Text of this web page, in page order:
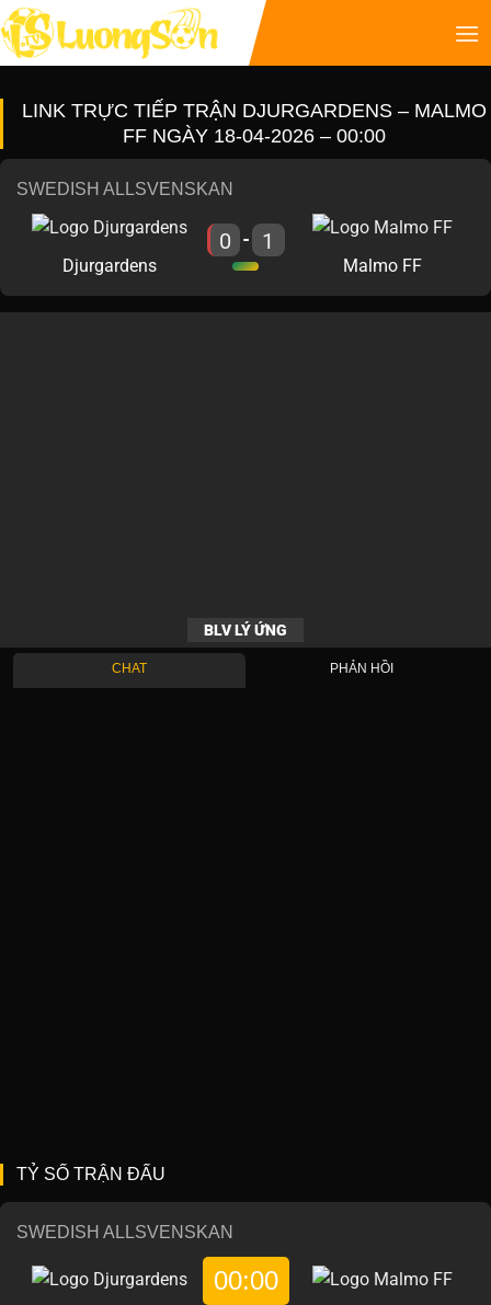
LINK TRỰC TIẾP TRẬN DJURGARDENS – MALMO
FF NGÀY 18-04-2026 – 00:00
SWEDISH ALLSVENSKAN
Djurgardens
0 - 1
Malmo FF
BLV LÝ ỨNG
CHAT PHẢN HỒI
TỶ SỐ TRẬN ĐẤU
SWEDISH ALLSVENSKAN
00:00